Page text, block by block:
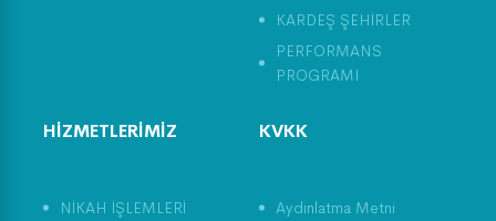
KARDEŞ ŞEHİRLER
PERFORMANS
PROGRAMI
HİZMETLERİMİZ
NİKAH İŞLEMLERİ
KVKK
Aydınlatma Metni